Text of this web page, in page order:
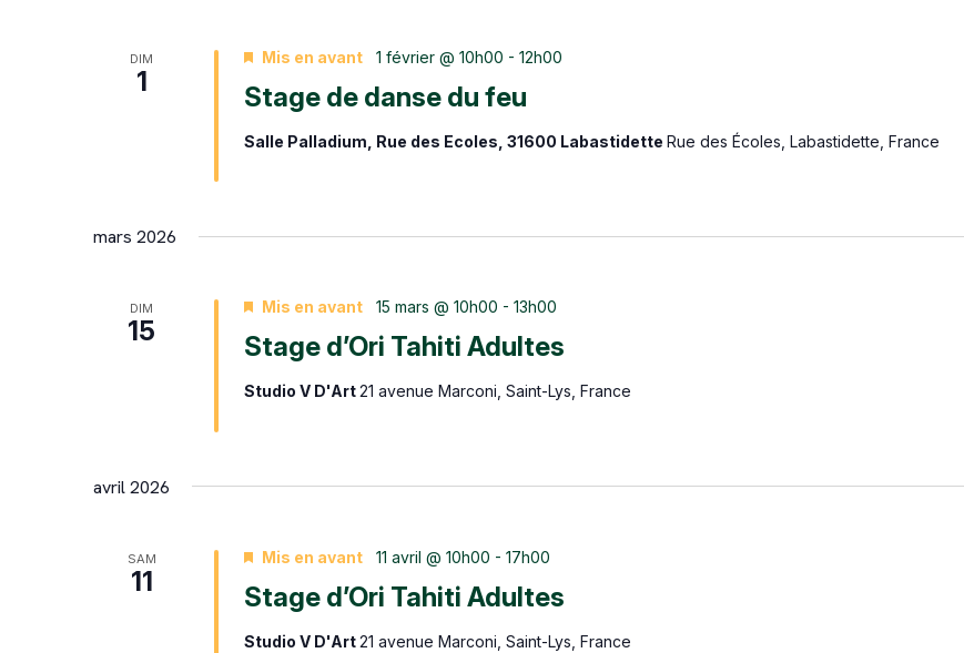
DIM
1 Stage de danse du feu
Mis en avant 1 février @ 10h00 - 12h00
Salle Palladium, Rue des Ecoles, 31600 Labastidette Rue des Écoles, Labastidette, France
mars 2026
DIM
15 Stage d’Ori Tahiti Adultes
Mis en avant 15 mars @ 10h00 - 13h00
Studio V D'Art21 avenue Marconi, Saint-Lys, France
avril 2026
SAM
11 Stage d’Ori Tahiti Adultes
Mis en avant 11 avril @ 10h00 - 17h00
Studio V D'Art21 avenue Marconi, Saint-Lys, France